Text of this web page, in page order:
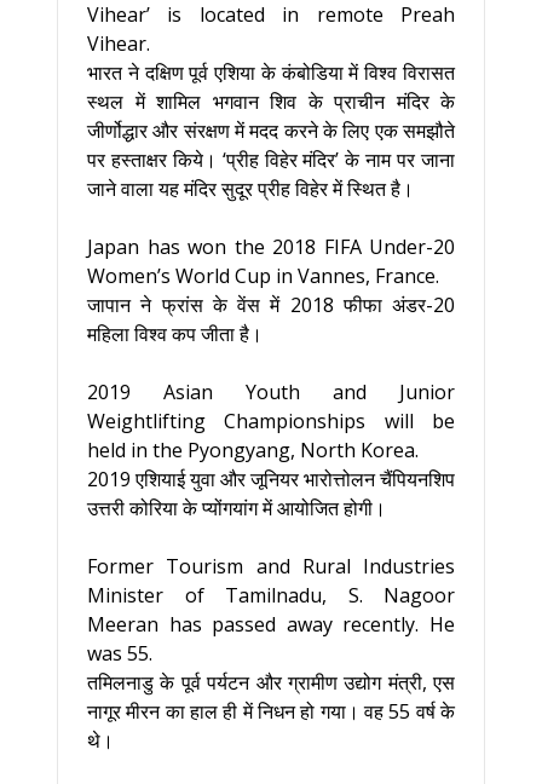
Vihear’ is located in remote Preah
Vihear.
भारत ने दक्षिण पूर्व एशिया के कंबोडिया में विश्व विरासत
स्थल में शामिल भगवान शिव के प्राचीन मंदिर के
जीर्णोद्धार और संरक्षण में मदद करने के लिए एक समझौते
पर हस्ताक्षर किये। ‘प्रीह विहेर मंदिर’ के नाम पर जाना
जाने वाला यह मंदिर सुदूर प्रीह विहेर में स्थित है।
Japan has won the 2018 FIFA Under-20
Women’s World Cup in Vannes, France.
जापान ने फ्रांस के वेंस में 2018 फीफा अंडर-20
महिला विश्व कप जीता है।
2019 Asian Youth and Junior
Weightlifting Championships will be
held in the Pyongyang, North Korea.
2019 एशियाई युवा और जूनियर भारोत्तोलन चैंपियनशिप
उत्तरी कोरिया के प्योंगयांग में आयोजित होगी।
Former Tourism and Rural Industries
Minister of Tamilnadu, S. Nagoor
Meeran has passed away recently. He
was 55.
तमिलनाडु के पूर्व पर्यटन और ग्रामीण उद्योग मंत्री, एस
नागूर मीरन का हाल ही में निधन हो गया। वह 55 वर्ष के
थे।